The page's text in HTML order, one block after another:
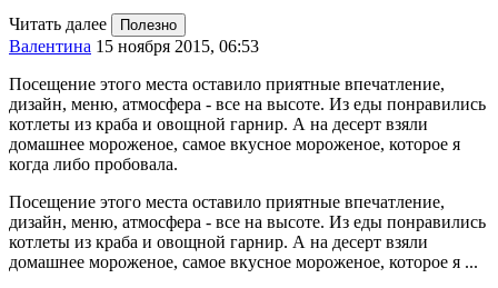
Читать далее Полезно
Валентина 15 ноября 2015, 06:53
Посещение этого места оставило приятные впечатление,
дизайн, меню, атмосфера - все на высоте. Из еды понравились
котлеты из краба и овощной гарнир. А на десерт взяли
домашнее мороженое, самое вкусное мороженое, которое я
когда либо пробовала.
Посещение этого места оставило приятные впечатление,
дизайн, меню, атмосфера - все на высоте. Из еды понравились
котлеты из краба и овощной гарнир. А на десерт взяли
домашнее мороженое, самое вкусное мороженое, которое я ...